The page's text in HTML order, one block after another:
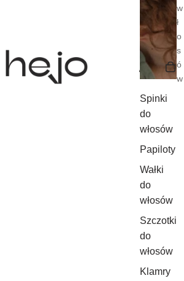
w
ł
o
s
ó
w
Spinki
do
włosów
Papiloty
Wałki
do
włosów
Szczotki
do
włosów
Klamry